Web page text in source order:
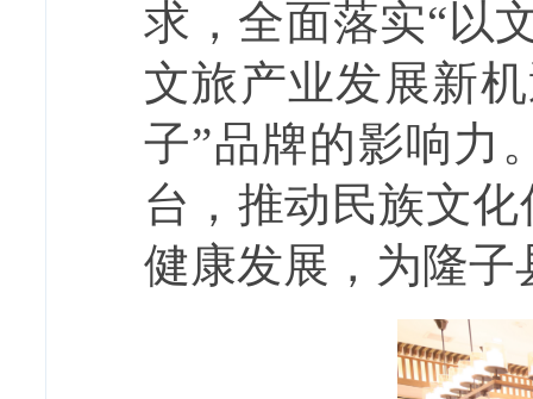
求，全面落实“以
文旅产业发展新
子”品牌的影响力
台，推动民族文
健康发展，为隆